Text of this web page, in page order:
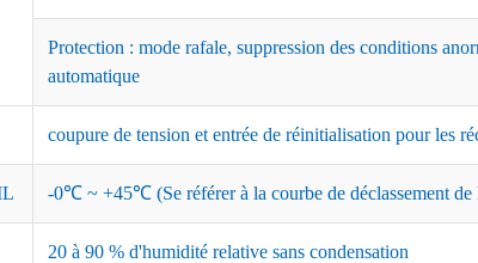
Protection : mode rafale, suppression des conditions
automatique
coupure de tension et entrée de réinitialisation pour les
-0℃ ~ +45℃ (Se référer à la courbe de déclassement de
20 à 90 % d'humidité relative sans condensation